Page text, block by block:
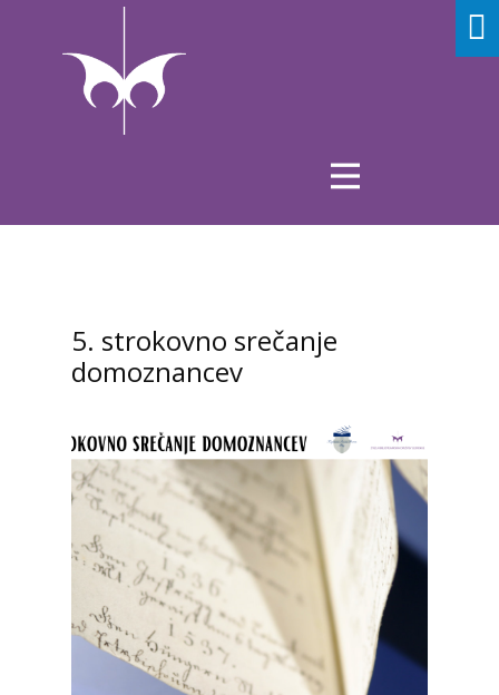
5. strokovno srečanje
domoznancev